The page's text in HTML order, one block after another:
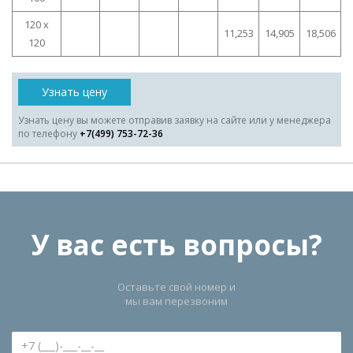
120 x
120
11,253 14,905 18,506
Узнать цену
Узнать цену вы можете отправив заявку на сайте или у менеджера
по телефону +7(499) 753-72-36
У вас есть вопросы?
Оставьте свой номер и
мы вам перезвоним